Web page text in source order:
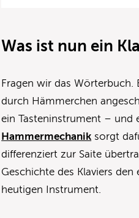
Was ist nun ein
Fragen wir das Wörterbuch.
durch Hämmerchen
ein Tasteninstrument – und
Hammermechanik sorgt
differenziert zur Saite
Geschichte des Klaviers
heutigen Instrument.